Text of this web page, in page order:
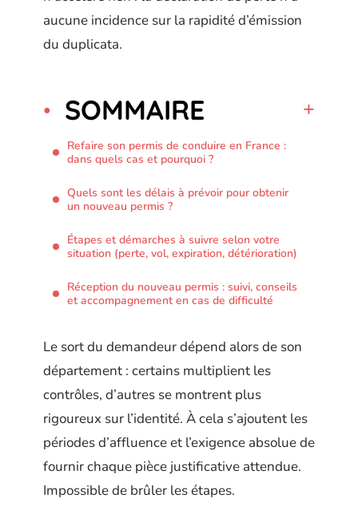
aucune incidence sur la rapidité d’émission
du duplicata.
SOMMAIRE
Refaire son permis de conduire en France :
dans quels cas et pourquoi ?
Quels sont les délais à prévoir pour obtenir
un nouveau permis ?
Étapes et démarches à suivre selon votre
situation (perte, vol, expiration, détérioration)
Réception du nouveau permis : suivi, conseils
et accompagnement en cas de difficulté
Le sort du demandeur dépend alors de son
département : certains multiplient les
contrôles, d’autres se montrent plus
rigoureux sur l’identité. À cela s’ajoutent les
périodes d’affluence et l’exigence absolue de
fournir chaque pièce justificative attendue.
Impossible de brûler les étapes.